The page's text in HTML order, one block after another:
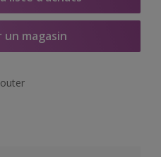
magasin